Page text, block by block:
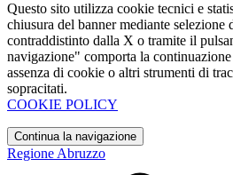
Questo sito utilizza cookie tecnici e
chiusura del banner mediante selezione
contraddistinto dalla X o tramite il
navigazione" comporta la
assenza di cookie o altri strumenti di
sopracitati.
COOKIE POLICY
Continua la navigazione
Regione Abruzzo